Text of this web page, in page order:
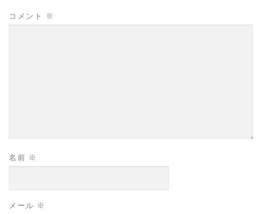
コメント ※
名前 ※
メール ※